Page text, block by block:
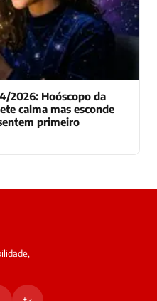
2026: Hoóscopo da
calma mas esconde
primeiro